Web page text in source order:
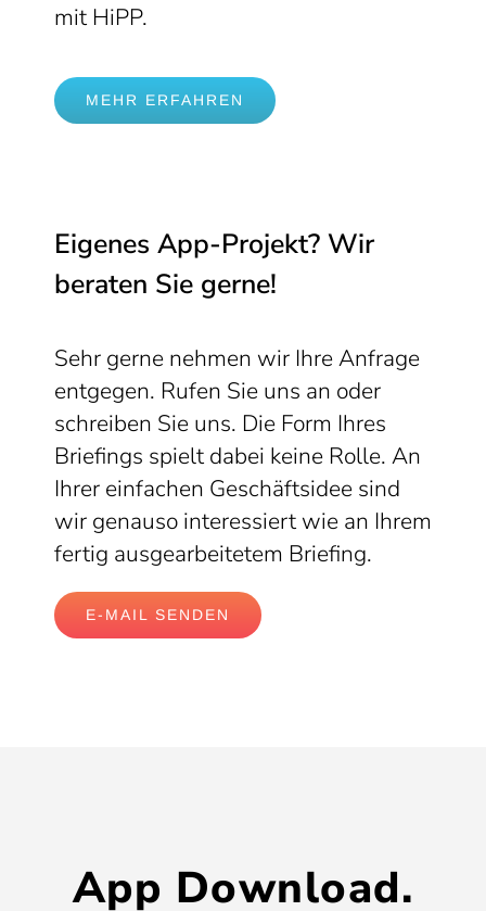
mit HiPP.
MEHR ERFAHREN
Eigenes App-Projekt? Wir
beraten Sie gerne!
Sehr gerne nehmen wir Ihre Anfrage
entgegen. Rufen Sie uns an oder
schreiben Sie uns. Die Form Ihres
Briefings spielt dabei keine Rolle. An
Ihrer einfachen Geschäftsidee sind
wir genauso interessiert wie an Ihrem
fertig ausgearbeitetem Briefing.
E-MAIL SENDEN
App Download.